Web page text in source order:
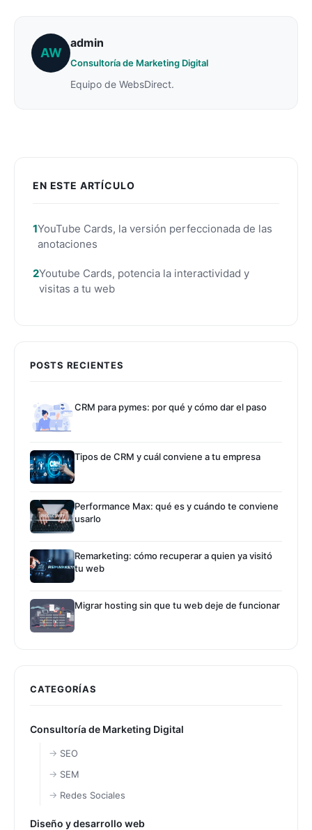
EN ESTE ARTÍCULO
YouTube Cards, la versión perfeccionada de las
anotaciones
Youtube Cards, potencia la interactividad y
visitas a tu web
POSTS RECIENTES
CRM para pymes: por qué y cómo dar el paso
Tipos de CRM y cuál conviene a tu empresa
Performance Max: qué es y cuándo te conviene
usarlo
Remarketing: cómo recuperar a quien ya visitó
tu web
Migrar hosting sin que tu web deje de funcionar
CATEGORÍAS
Consultoría de Marketing Digital
SEO
SEM
Redes Sociales
Diseño y desarrollo web
AW
admin
Consultoría de Marketing Digital
Equipo de WebsDirect.